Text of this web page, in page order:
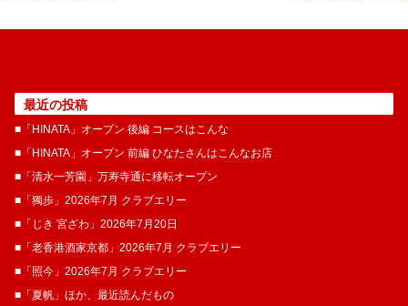
最近の投稿
■「HINATA」オープン 後編 コースはこんな
■「HINATA」オープン 前編 ひなたさんはこんなお店
■「清水一芳園」万寿寺通に移転オープン
■「獨歩」2026年7月 クラブエリー
■「じき 宮ざわ」2026年7月20日
■「老香港酒家京都」2026年7月 クラブエリー
■「照今」2026年7月 クラブエリー
■「夏帆」ほか、最近読んだもの